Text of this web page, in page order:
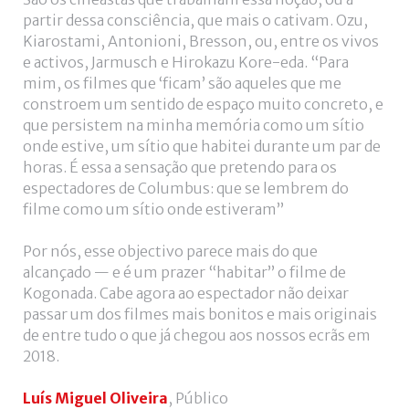
partir dessa consciência, que mais o cativam. Ozu,
Kiarostami, Antonioni, Bresson, ou, entre os vivos
e activos, Jarmusch e Hirokazu Kore-eda. “Para
mim, os filmes que ‘ficam’ são aqueles que me
constroem um sentido de espaço muito concreto, e
que persistem na minha memória como um sítio
onde estive, um sítio que habitei durante um par de
horas. É essa a sensação que pretendo para os
espectadores de Columbus: que se lembrem do
filme como um sítio onde estiveram”
Por nós, esse objectivo parece mais do que
alcançado — e é um prazer “habitar” o filme de
Kogonada. Cabe agora ao espectador não deixar
passar um dos filmes mais bonitos e mais originais
de entre tudo o que já chegou aos nossos ecrãs em
2018.
Luís Miguel Oliveira, Público